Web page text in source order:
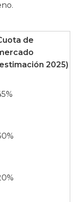
de
2025)